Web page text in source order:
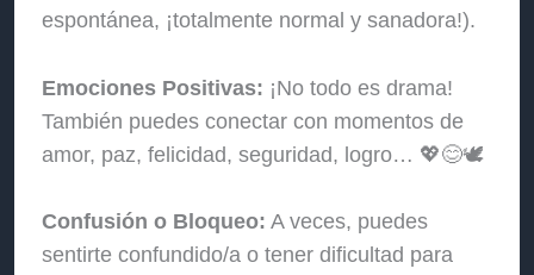
espontánea, ¡totalmente normal y sanadora!).
Emociones Positivas: ¡No todo es drama!
También puedes conectar con momentos de
amor, paz, felicidad, seguridad, logro… 💖😊🕊️
Confusión o Bloqueo: A veces, puedes
sentirte confundido/a o tener dificultad para